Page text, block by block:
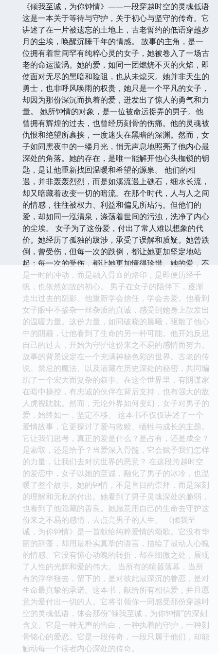
《倾我至诚，为你钟情》——一段穿越时空的灵魂低语
这是一本关于等待与守护，关于初心与坚守的传奇。它
讲述了在一片被遗忘的土地上，古老誓约的低语穿越岁
月的尘埃，唤醒沉睡千年的情感。 故事的主角，是一
位拥有着世间罕有纯粹心灵的女子，她被卷入了一场古
老的命运漩涡。她的爱，如同一团燃烧不灭的火焰，即
使面对无尽的黑暗和险阻，也从未熄灭。她并非天生的
勇士，也非呼风唤雨的权贵，她只是一个平凡的女子，
却因为那份深沉而执着的爱，迸发出了惊人的勇气和力
量。 她所钟情的对象，是一位被命运捉弄的男子。他
曾拥有辉煌的过去，也曾经历刻骨的伤痛。他的灵魂被
仇恨和绝望所裹挟，一度迷失在黑暗的深渊。然而，女
子如同黑夜中的一缕月光，悄无声息地照亮了他内心最
深处的角落。她的存在，是唯一能解开他心头枷锁的钥
匙，是让他重新找回温暖和希望的源泉。 他们的相
遇，并非轰轰烈烈，而是如溪流遇上礁石，细水长流，
却又暗藏着改变一切的暗流。在那个时代，人与人之间
的情感，往往被权力、利益和偏见所玷污。但他们的
爱，却如同一泓清泉，涤荡着世间的污浊，洗净了内心
的尘埃。 女子为了这份爱，付出了常人难以想象的代
价。她经历了孤独的跋涉，承受了误解和质疑。她曾跌
倒，曾受伤，但每一次的跌倒，都让她更加坚定地站
起；每一次的受伤，都让她更加懂得珍惜。她的爱，不
是一时的冲动，而是融入骨血的烙印，是即便历经千
帆，也依然如故的初心。 男子在女子的陪伴下，逐渐
走出过去的阴影。他重新学会信任，学会去爱。他看到
女子眼中不掺杂一丝杂质的真诚，感受到她身上散发出
的温暖力量。这份力量，如同破晓的晨曦，驱散了他心
中的阴霾，让他看到了生命的另一种可能。他开始反思
自己的过去，开始为守护这份来之不易的感情而努力。
故事的背景设定在一个充满神秘色彩的世界。古老的传
说、禁忌的魔法、以及潜藏在历史深处的秘密，共同编
织了一个宏大而复杂的叙事。在这个世界里，有阴谋家
在暗中操控，有忠诚的伙伴在背后支持，也有强大的敌
人虎视眈眈。然而，无论外界如何变幻，女子对男子的
爱，始终如一，坚定不移。 这本书不仅仅讲述了一个
爱情故事，它更探讨了爱与救赎、牺牲与成长的主题。
它让我们思考，真正的爱是什么？是占有，还是成全？
是索取，还是给予？当爱深入骨髓，它会赋予我们怎样
的力量，让我们去对抗世界的恶意？ 在这段跨越时空
的爱恋中，女子以她的至诚，融化了男子的冰冷，也温
暖了整个故事。她的钟情，不是盲目的崇拜，而是深刻
的理解和无私的付出。她看到了男子灵魂深处的脆弱，
也看到了他隐藏的善良。她愿意用自己的生命去守护这
份来之不易的感情，去点亮男子的人生。 《倾我至
诚，为你钟情》是一首献给纯粹爱情的颂歌。它没有华
丽的辞藻，却用最朴实真挚的语言，描绘了最动人心魄
的情感。它没有惊心动魄的转折，却在细微之处，展现
了人性的光辉和爱的伟大。 当所有的喧嚣落幕，当所
有的浮华褪去，留下的，是对彼此最深沉的眷恋，是对
生命最真挚的承诺。这本书，献给所有相信爱，并且愿
意为爱付出一切的人。它将引领你一同感受那份穿越时
空的灵魂低语，体会那份“倾我至诚，为你钟情”的深刻
含义。它是一种无声的告白，一种执着的守护，一种刻
骨铭心的爱恋。它是一段传奇，一段只属于他们，却能
触动每一个读者内心深处的传奇。